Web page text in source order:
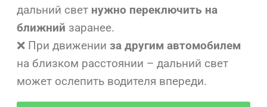
дальний свет нужно переключить на
ближний заранее.
❌ При движении за другим автомобилем
на близком расстоянии – дальний свет
может ослепить водителя впереди.